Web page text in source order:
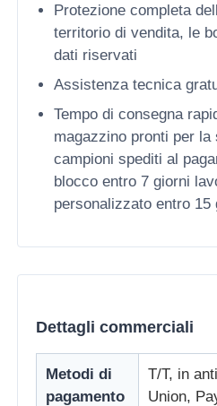
Schermo di visualizzazione
Protezione completa
territorio di vendita, le
dati riservati
Assistenza tecnica
Tempo di consegna
magazzino pronti per la
campioni spediti al
blocco entro 7 giorni
personalizzato entro 15
Dettagli commerciali
Metodi di
pagamento
T/T, in
Union,